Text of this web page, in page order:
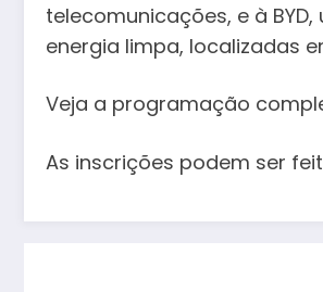
telecomunicações, e à
energia limpa, localizadas
Veja a programação
As inscrições podem ser